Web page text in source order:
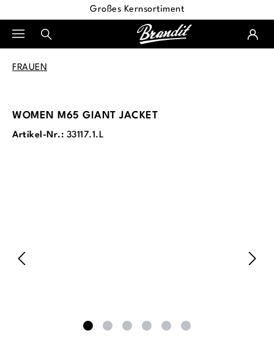
Großes Kernsortiment
FRAUEN
WOMEN M65 GIANT JACKET
Artikel-Nr.: 33117.1.L